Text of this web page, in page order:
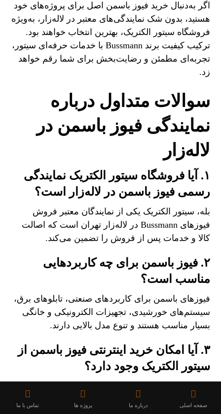
اگر به‌دنبال خرید فیوز باسمن اصل برای پروژه‌های خود
هستید، بدون شک نمایندگی‌های معتبر در لاله‌زار، به‌ویژه
فروشگاه سیتور الکتریک، بهترین انتخاب خواهند بود.
ترکیب کیفیت برند Bussmann با خدمات حرفه‌ای سیتور،
تجربه‌ای مطمئن و رضایت‌بخش برای شما رقم خواهد
زد.
سوالات متداول درباره
نمایندگی فیوز باسمن در
لاله‌زار
۱. آیا فروشگاه سیتور الکتریک نمایندگی
رسمی فیوز باسمن در لاله‌زار است؟
بله، سیتور الکتریک یکی از نمایندگان معتبر فروش
فیوزهای Bussmann در لاله‌زار تهران است که اصالت
کالا و خدمات پس از فروش را تضمین می‌کند.
۲. فیوز باسمن برای چه کاربردهایی
مناسب است؟
فیوزهای باسمن برای کاربردهای صنعتی، تابلوهای برق،
سیستم‌های خورشیدی، تجهیزات الکترونیکی و خانگی
بسیار مناسب هستند و تنوع مدل بالایی دارند.
۳. آیا امکان خرید اینترنتی فیوز باسمن از
سیتور الکتریک وجود دارد؟
انواع فیوز باسمن را با بررسی مشخصات فنی خریداری
صفحه اصلی درباره ما پروژه ها تماس با ما